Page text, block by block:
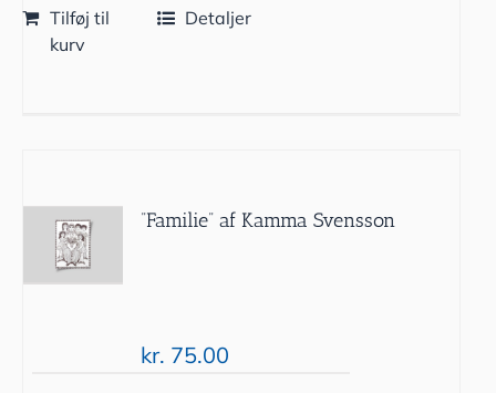
Tilføj til
kurv
Detaljer
”Familie” af Kamma Svensson
kr. 75.00